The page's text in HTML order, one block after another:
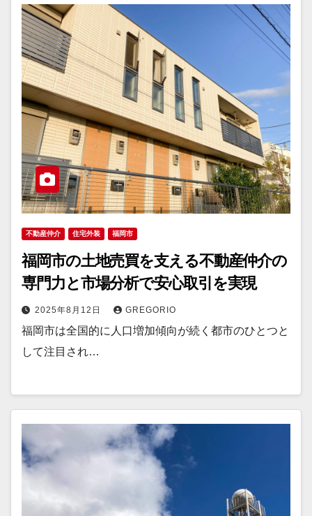
不動産仲介 住宅外装 福岡市
福岡市の土地売買を支える不動産仲介の
専門力と市場分析で安心取引を実現
2025年8月12日 GREGORIO
福岡市は全国的に人口増加傾向が続く都市のひとつと
して注目され…